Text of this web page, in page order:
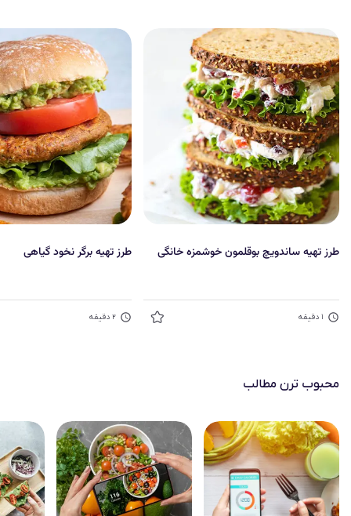
طرز تهیه ساندویچ بوقلمون خوشمزه خانگی
۱ دقیقه
طرز تهیه برگر نخود گیاهی
۲ دقیقه
محبوب‌ ترن مطالب